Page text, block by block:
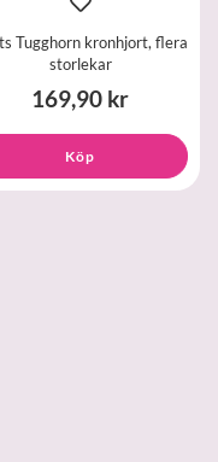
Tugghorn kronhjort, flera
storlekar
169,90 kr
Köp